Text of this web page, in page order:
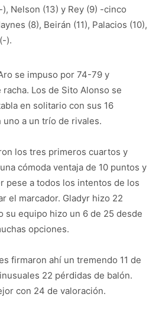
Nelson (13) y Rey (9) -cinco
(8), Beirán (11), Palacios (10),
).
se impuso por 74-79 y
Los de Sito Alonso se
en solitario con sus 16
a un trío de rivales.
los tres primeros cuartos y
cómoda ventaja de 10 puntos y
pese a todos los intentos de los
el marcador. Gladyr hizo 22
su equipo hizo un 6 de 25 desde
opciones.
firmaron ahí un tremendo 11 de
22 pérdidas de balón.
con 24 de valoración.